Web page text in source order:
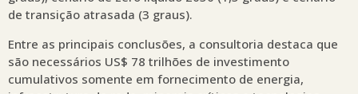
de transição atrasada (3 graus).
Entre as principais conclusões, a consultoria destaca que
são necessários US$ 78 trilhões de investimento
cumulativos somente em fornecimento de energia,